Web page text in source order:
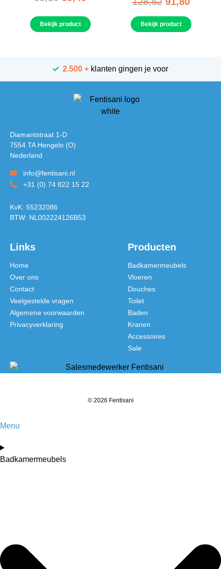
Bekijk product Bekijk product
2.500 + klanten gingen je voor
Diamantstraat 1-D
7554 TA Hengelo (O)
Nederland
info@fentisani.nl
+31 (0) 74 822 15 22
KvK: 55232086
BTW: NL002224126B53
Links
Home
Over ons
Contact
Veelgestelde vragen
Algemene voorwaarden
Privacyverklaring
Producten
Badkamermeubels
Vloeren
Douches
Toilet
Baden
Kranen
Accessoires
Sale
© 2026 Fentisani
Menu
Badkamermeubels